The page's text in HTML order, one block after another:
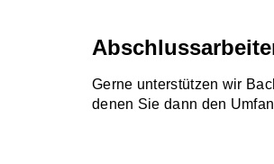
Gerne unterstützen wir
denen Sie dann den